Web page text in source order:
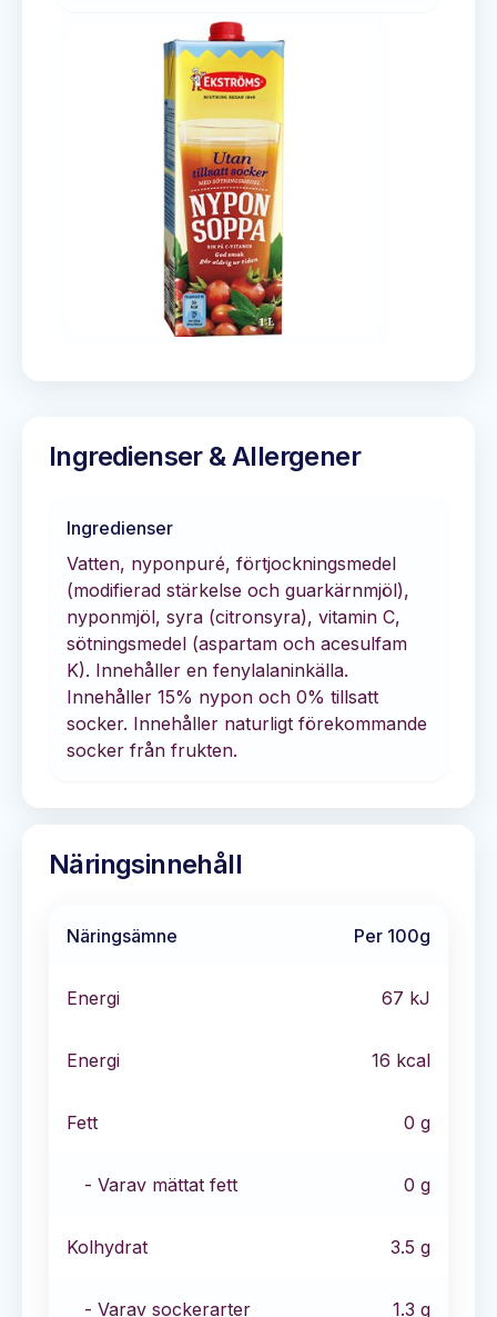
Ingredienser & Allergener
Ingredienser
Vatten, nyponpuré, förtjockningsmedel
(modifierad stärkelse och guarkärnmjöl),
nyponmjöl, syra (citronsyra), vitamin C,
sötningsmedel (aspartam och acesulfam
K). Innehåller en fenylalaninkälla.
Innehåller 15% nypon och 0% tillsatt
socker. Innehåller naturligt förekommande
socker från frukten.
Näringsinnehåll
Näringsämne Per 100g
Energi 67 kJ
Energi 16 kcal
Fett 0 g
- Varav mättat fett 0 g
Kolhydrat 3.5 g
- Varav sockerarter 1.3 g